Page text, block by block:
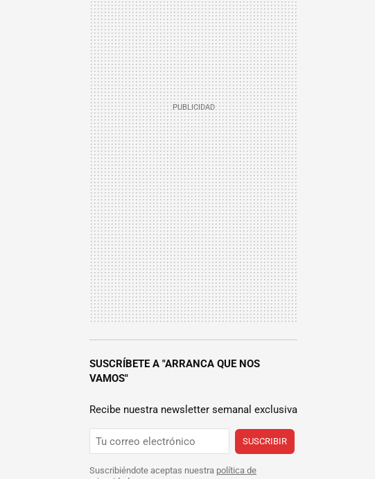
SUSCRÍBETE A "ARRANCA QUE NOS
VAMOS"
Recibe nuestra newsletter semanal exclusiva
SUSCRIBIR
Suscribiéndote aceptas nuestra política de